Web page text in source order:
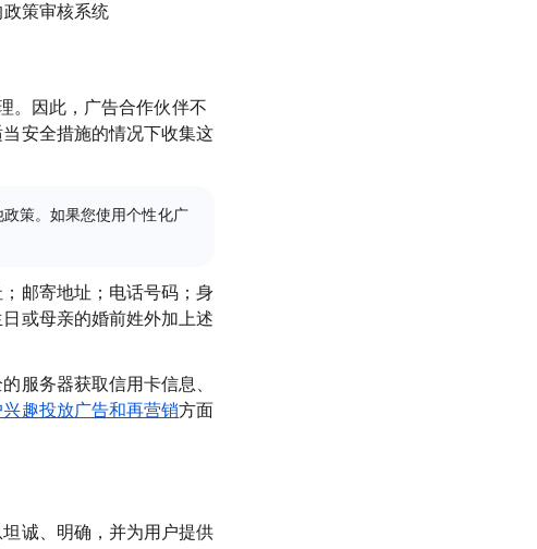
策审核系统
。因此，广告合作伙伴不
安全措施的情况下收集这
策。如果您使用个性化广
邮寄地址；电话号码；身
或母亲的婚前姓外加上述
服务器获取信用卡信息、
趣投放广告和再营销方面
诚、明确，并为用户提供